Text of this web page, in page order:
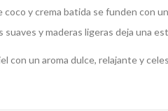
coco y crema batida se funden con
suaves y maderas ligeras deja una
con un aroma dulce, relajante y